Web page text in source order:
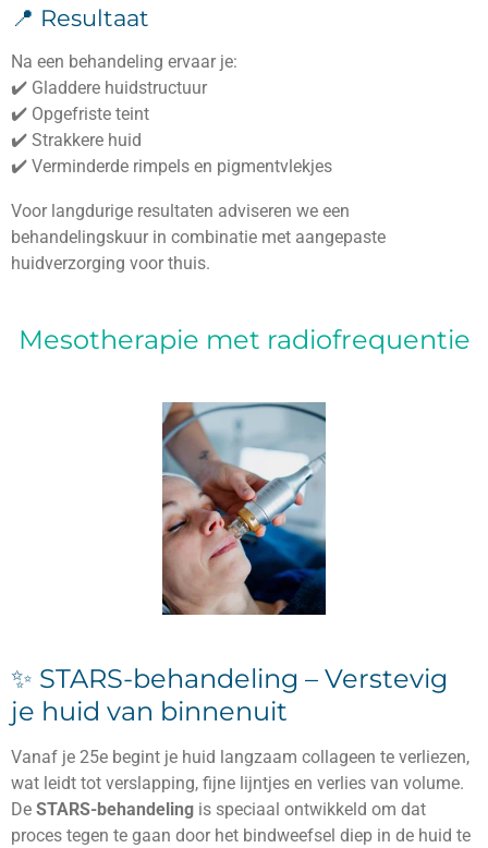
📍 Resultaat
Na een behandeling ervaar je:
✔️ Gladdere huidstructuur
✔️ Opgefriste teint
✔️ Strakkere huid
✔️ Verminderde rimpels en pigmentvlekjes
Voor langdurige resultaten adviseren we een
behandelingskuur in combinatie met aangepaste
huidverzorging voor thuis.
Mesotherapie met radiofrequentie
✨ STARS-behandeling – Verstevig
je huid van binnenuit
Vanaf je 25e begint je huid langzaam collageen te verliezen,
wat leidt tot verslapping, fijne lijntjes en verlies van volume.
De STARS-behandeling is speciaal ontwikkeld om dat
proces tegen te gaan door het bindweefsel diep in de huid te